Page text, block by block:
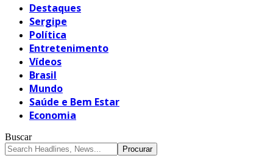
Destaques
Sergipe
Política
Entretenimento
Vídeos
Brasil
Mundo
Saúde e Bem Estar
Economia
Buscar